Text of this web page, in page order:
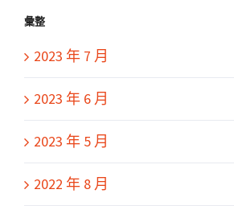
彙整
2023 年 7 月
2023 年 6 月
2023 年 5 月
2022 年 8 月